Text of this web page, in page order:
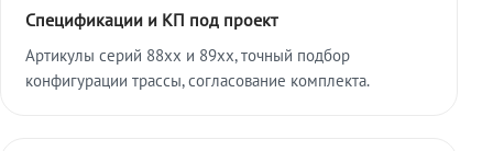
Спецификации и КП под проект
Артикулы серий 88xx и 89xx, точный подбор
конфигурации трассы, согласование комплекта.